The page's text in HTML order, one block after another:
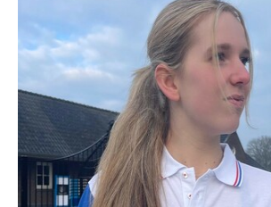
PEDIGREE ONLINE
Informatie aan je paard of pony toevoegen
Onze fokkerij
Fokkerij informatie
Fokprogramma's en registratie
Informatie veulen registratie
Veulen registratie